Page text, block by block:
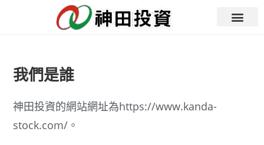
我們是誰
神田投資的網站網址為https://www.kanda-
stock.com/。